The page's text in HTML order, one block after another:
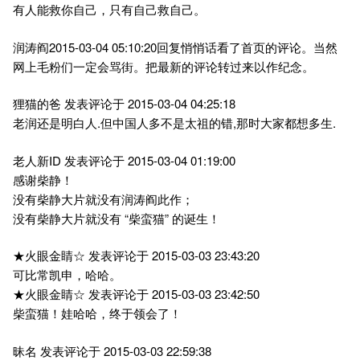
有人能救你自己，只有自己救自己。
润涛阎2015-03-04 05:10:20回复悄悄话看了首页的评论。当然
网上毛粉们一定会骂街。把最新的评论转过来以作纪念。
狸猫的爸 发表评论于 2015-03-04 04:25:18
老润还是明白人.但中国人多不是太祖的错,那时大家都想多生.
老人新ID 发表评论于 2015-03-04 01:19:00
感谢柴静！
没有柴静大片就没有润涛阎此作；
没有柴静大片就没有 “柴蛮猫” 的诞生！
★火眼金睛☆ 发表评论于 2015-03-03 23:43:20
可比常凯申，哈哈。
★火眼金睛☆ 发表评论于 2015-03-03 23:42:50
柴蛮猫！娃哈哈，终于领会了！
昧名 发表评论于 2015-03-03 22:59:38